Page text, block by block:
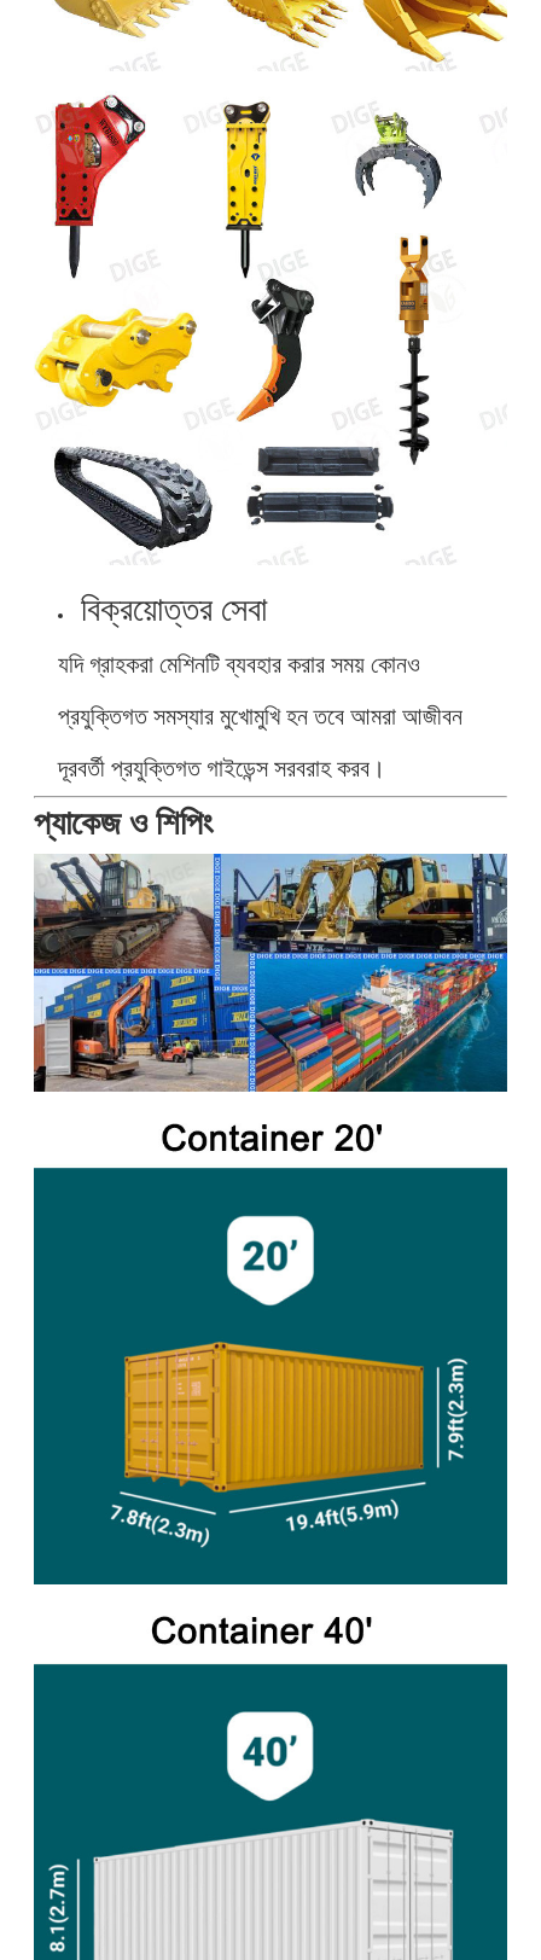
বিক্রয়োত্তর সেবা
যদি গ্রাহকরা মেশিনটি ব্যবহার করার সময় কোনও
প্রযুক্তিগত সমস্যার মুখোমুখি হন তবে আমরা আজীবন
দূরবর্তী প্রযুক্তিগত গাইডেন্স সরবরাহ করব।
প্যাকেজ ও শিপিং